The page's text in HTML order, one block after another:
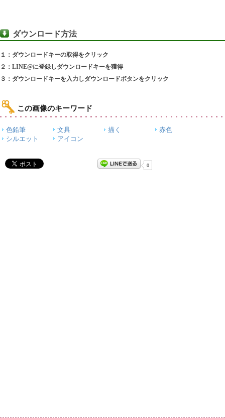
ダウンロード方法
１：ダウンロードキーの取得をクリック
２：LINE@に登録しダウンロードキーを獲得
３：ダウンロードキーを入力しダウンロードボタンをクリック
この画像のキーワード
色鉛筆 文具 描く
赤色
シルエット
アイコン
0